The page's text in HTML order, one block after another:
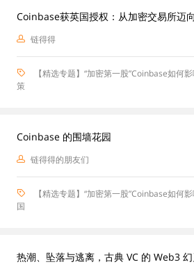
Coinbase获英国授权：从加密交易所迈
链得得
【精选专题】“加密第一股”Coinbase如何
策
Coinbase 的围墙花园
链得得的朋友们
【精选专题】“加密第一股”Coinbase如何
国
热潮、坠落与逃离，古典 VC 的 Web3 幻